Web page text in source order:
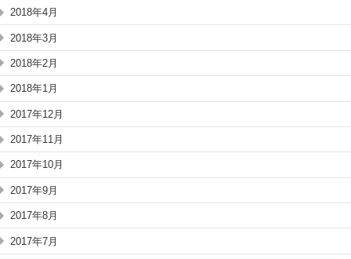
2018年4月
2018年3月
2018年2月
2018年1月
2017年12月
2017年11月
2017年10月
2017年9月
2017年8月
2017年7月